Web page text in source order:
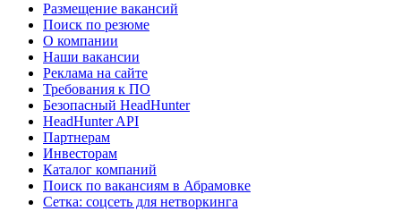
Размещение вакансий
Поиск по резюме
О компании
Наши вакансии
Реклама на сайте
Требования к ПО
Безопасный HeadHunter
HeadHunter API
Партнерам
Инвесторам
Каталог компаний
Поиск по вакансиям в Абрамовке
Сетка: соцсеть для нетворкинга